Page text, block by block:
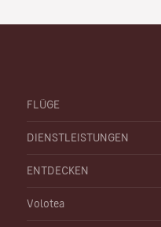
FLÜGE
DIENSTLEISTUNGEN
ENTDECKEN
Volotea